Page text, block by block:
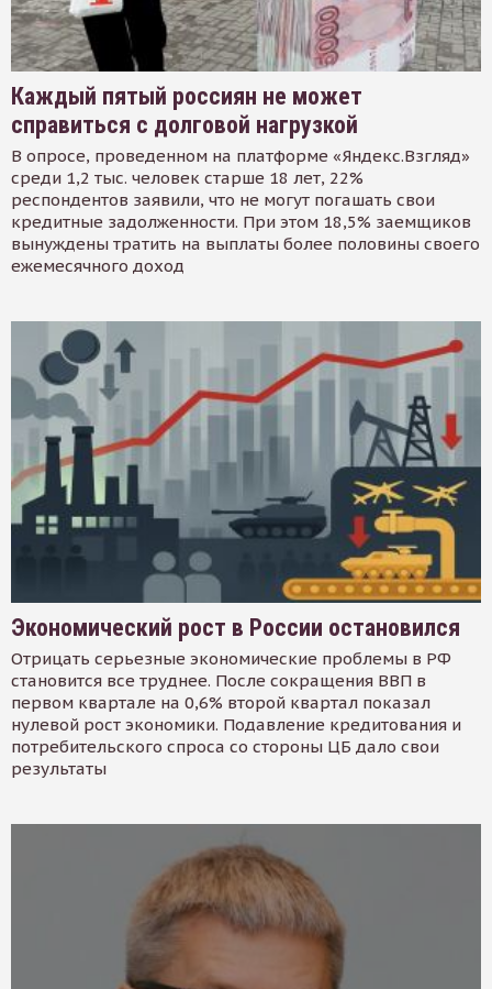
Каждый пятый россиян не может
справиться с долговой нагрузкой
В опросе, проведенном на платформе «Яндекс.Взгляд»
среди 1,2 тыс. человек старше 18 лет, 22%
респондентов заявили, что не могут погашать свои
кредитные задолженности. При этом 18,5% заемщиков
вынуждены тратить на выплаты более половины своего
ежемесячного доход
Экономический рост в России остановился
Отрицать серьезные экономические проблемы в РФ
становится все труднее. После сокращения ВВП в
первом квартале на 0,6% второй квартал показал
нулевой рост экономики. Подавление кредитования и
потребительского спроса со стороны ЦБ дало свои
результаты